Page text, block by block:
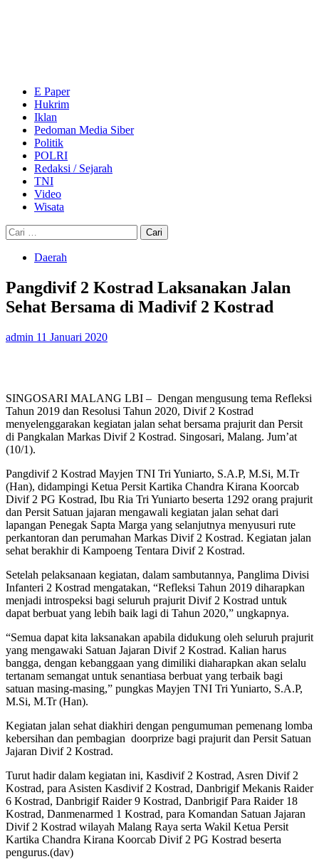
E Paper
Hukrim
Iklan
Pedoman Media Siber
Politik
POLRI
Redaksi / Sejarah
TNI
Video
Wisata
Cari
untuk:
Daerah
Pangdivif 2 Kostrad Laksanakan Jalan
Sehat Bersama di Madivif 2 Kostrad
admin 11 Januari 2020
SINGOSARI MALANG LBI – Dengan mengusung tema Refleksi
Tahun 2019 dan Resolusi Tahun 2020, Divif 2 Kostrad
menyelenggarakan kegiatan jalan sehat bersama prajurit dan Persit
di Pangkalan Markas Divif 2 Kostrad. Singosari, Malang. Jum’at
(10/1).
Pangdivif 2 Kostrad Mayjen TNI Tri Yuniarto, S.A.P, M.Si, M.Tr
(Han), didampingi Ketua Persit Kartika Chandra Kirana Koorcab
Divif 2 PG Kostrad, Ibu Ria Tri Yuniarto beserta 1292 orang prajurit
dan Persit Satuan jajaran mengawali kegiatan jalan sehat dari
lapangan Penegak Sapta Marga yang selanjutnya menyusuri rute
perkantoran dan perumahan Markas Divif 2 Kostrad. Kegiatan jalan
sehat berakhir di Kampoeng Tentara Divif 2 Kostrad.
Setelah pelaksanaan kegiatan, dalam sambutannya, Panglima Divisi
Infanteri 2 Kostrad mengatakan, “Refleksi Tahun 2019 diharapkan
menjadi introspeksi bagi seluruh prajurit Divif 2 Kostrad untuk
dapat berbuat yang lebih baik lagi di Tahun 2020,” ungkapnya.
“Semua dapat kita laksanakan apabila didukung oleh seluruh prajurit
yang mengawaki Satuan Jajaran Divif 2 Kostrad. Kalian harus
bangga, dengan kebanggaan yang dimiliki diaharapkan akan selalu
tertanam semangat untuk senantiasa berbuat yang terbaik bagi
satuan masing-masing,” pungkas Mayjen TNI Tri Yuniarto, S.A.P,
M.Si, M.Tr (Han).
Kegiatan jalan sehat diakhiri dengan pengumuman pemenang lomba
kebersihan dan pembagian doorprize bagi prajurit dan Persit Satuan
Jajaran Divif 2 Kostrad.
Turut hadir dalam kegiatan ini, Kasdivif 2 Kostrad, Asren Divif 2
Kostrad, para Asisten Kasdivif 2 Kostrad, Danbrigif Mekanis Raider
6 Kostrad, Danbrigif Raider 9 Kostrad, Danbrigif Para Raider 18
Kostrad, Danmenarmed 1 Kostrad, para Komandan Satuan Jajaran
Divif 2 Kostrad wilayah Malang Raya serta Wakil Ketua Persit
Kartika Chandra Kirana Koorcab Divif 2 PG Kostrad beserta
pengurus.(dav)